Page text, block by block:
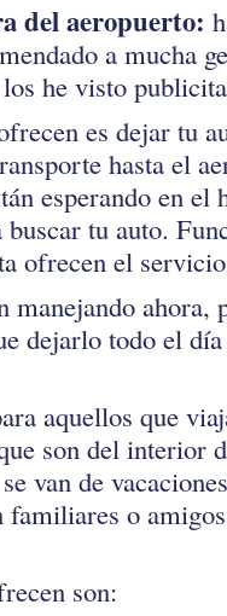
del aeropuerto:
a mucha
he visto
es dejar tu
hasta el
esperando en el
tu auto.
ofrecen el
manejando ahora,
dejarlo todo el
aquellos que
son del interior
van de
o
son: